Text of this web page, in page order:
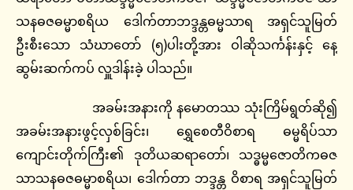
သနဓဇဓမ္မာစရိယ ဒေါက်တာဘဒ္ဒန္တဓမ္မသာရ အရှင်သူမြတ်
ဦးစီးသော သံဃာတော် (၅)ပါးတို့အား ဝါဆိုသင်္ကန်းနှင့် နေ့
ဆွမ်းဆက်ကပ် လှူဒါန်းခဲ့ ပါသည်။
အခမ်းအနားကို နမောတဿ သုံးကြိမ်ရွတ်ဆို၍
အခမ်းအနားဖွင့်လှစ်ခြင်း၊ ရွှေစေတီဝိစာရ ဓမ္မရိပ်သာ
ကျောင်းတိုက်ကြီး၏ ဒုတိယဆရာတော်၊ သဒ္ဓမ္မဇောတိကဓဇ
သာသနဓဇဓမ္မာစရိယ၊ ဒေါက်တာ ဘဒ္ဒန္တ ဝိစာရ အရှင်သူမြတ်